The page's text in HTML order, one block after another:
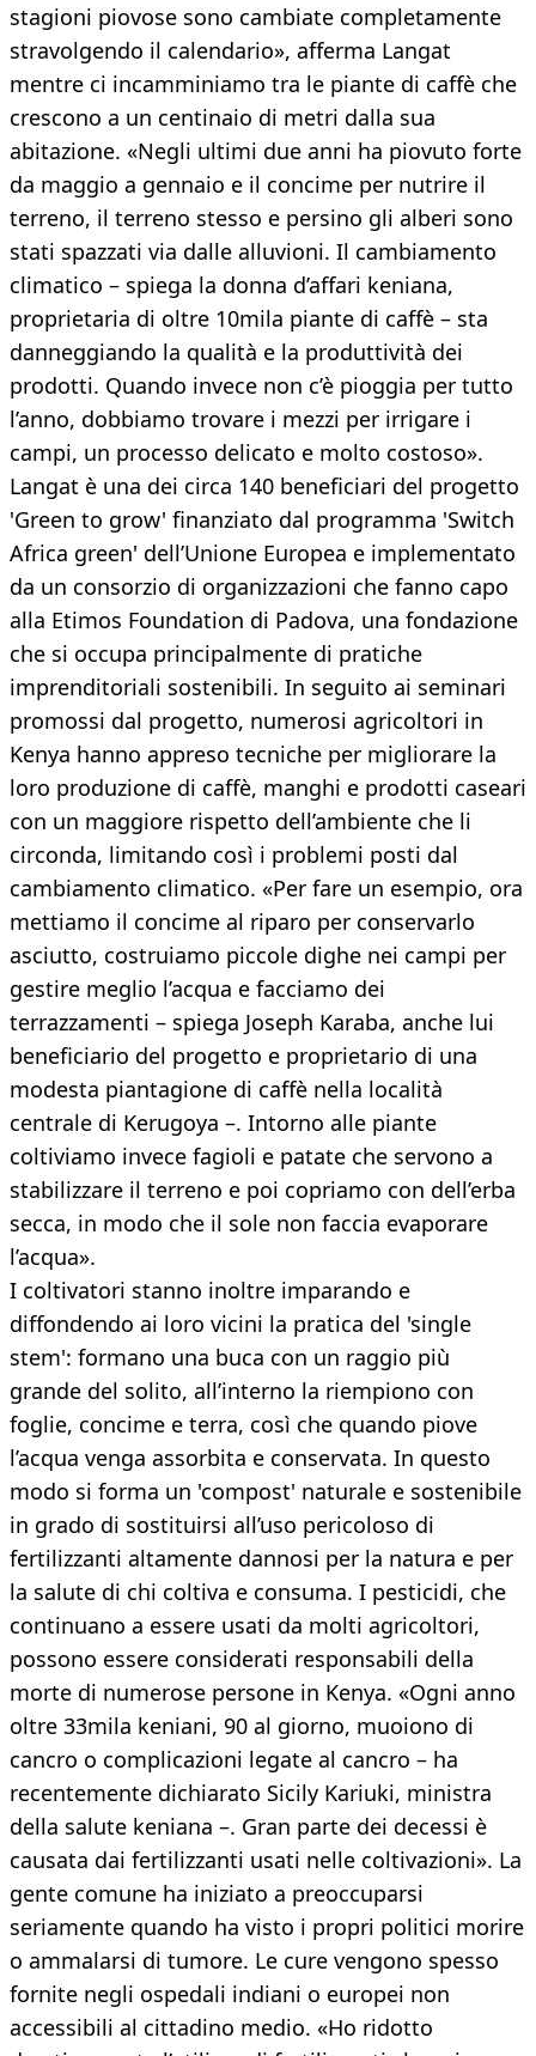
stagioni piovose sono cambiate completamente
stravolgendo il calendario», afferma Langat
mentre ci incamminiamo tra le piante di caffè che
crescono a un centinaio di metri dalla sua
abitazione. «Negli ultimi due anni ha piovuto forte
da maggio a gennaio e il concime per nutrire il
terreno, il terreno stesso e persino gli alberi sono
stati spazzati via dalle alluvioni. Il cambiamento
climatico – spiega la donna d’affari keniana,
proprietaria di oltre 10mila piante di caffè – sta
danneggiando la qualità e la produttività dei
prodotti. Quando invece non c’è pioggia per tutto
l’anno, dobbiamo trovare i mezzi per irrigare i
campi, un processo delicato e molto costoso».
Langat è una dei circa 140 beneficiari del progetto
'Green to grow' finanziato dal programma 'Switch
Africa green' dell’Unione Europea e implementato
da un consorzio di organizzazioni che fanno capo
alla Etimos Foundation di Padova, una fondazione
che si occupa principalmente di pratiche
imprenditoriali sostenibili. In seguito ai seminari
promossi dal progetto, numerosi agricoltori in
Kenya hanno appreso tecniche per migliorare la
loro produzione di caffè, manghi e prodotti caseari
con un maggiore rispetto dell’ambiente che li
circonda, limitando così i problemi posti dal
cambiamento climatico. «Per fare un esempio, ora
mettiamo il concime al riparo per conservarlo
asciutto, costruiamo piccole dighe nei campi per
gestire meglio l’acqua e facciamo dei
terrazzamenti – spiega Joseph Karaba, anche lui
beneficiario del progetto e proprietario di una
modesta piantagione di caffè nella località
centrale di Kerugoya –. Intorno alle piante
coltiviamo invece fagioli e patate che servono a
stabilizzare il terreno e poi copriamo con dell’erba
secca, in modo che il sole non faccia evaporare
l’acqua».
I coltivatori stanno inoltre imparando e
diffondendo ai loro vicini la pratica del 'single
stem': formano una buca con un raggio più
grande del solito, all’interno la riempiono con
foglie, concime e terra, così che quando piove
l’acqua venga assorbita e conservata. In questo
modo si forma un 'compost' naturale e sostenibile
in grado di sostituirsi all’uso pericoloso di
fertilizzanti altamente dannosi per la natura e per
la salute di chi coltiva e consuma. I pesticidi, che
continuano a essere usati da molti agricoltori,
possono essere considerati responsabili della
morte di numerose persone in Kenya. «Ogni anno
oltre 33mila keniani, 90 al giorno, muoiono di
cancro o complicazioni legate al cancro – ha
recentemente dichiarato Sicily Kariuki, ministra
della salute keniana –. Gran parte dei decessi è
causata dai fertilizzanti usati nelle coltivazioni». La
gente comune ha iniziato a preoccuparsi
seriamente quando ha visto i propri politici morire
o ammalarsi di tumore. Le cure vengono spesso
fornite negli ospedali indiani o europei non
accessibili al cittadino medio. «Ho ridotto